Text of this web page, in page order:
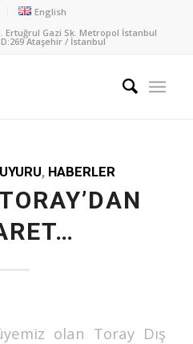
English
Ertuğrul Gazi Sk. Metropol İstanbul
D:269 Ataşehir / İstanbul
, HABERLER
olan Toray Dış